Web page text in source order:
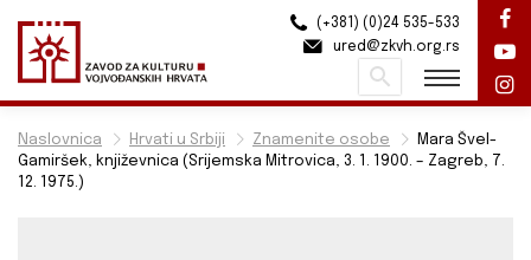
Naslovnica Hrvati u Srbiji Znamenite osobe
Mara Švel-
Gamiršek, književnica (Srijemska Mitrovica, 3. 1. 1900. – Zagreb, 7.
12. 1975.)
(+381) (0)24 535-533
ured@zkvh.org.rs
Pretraži